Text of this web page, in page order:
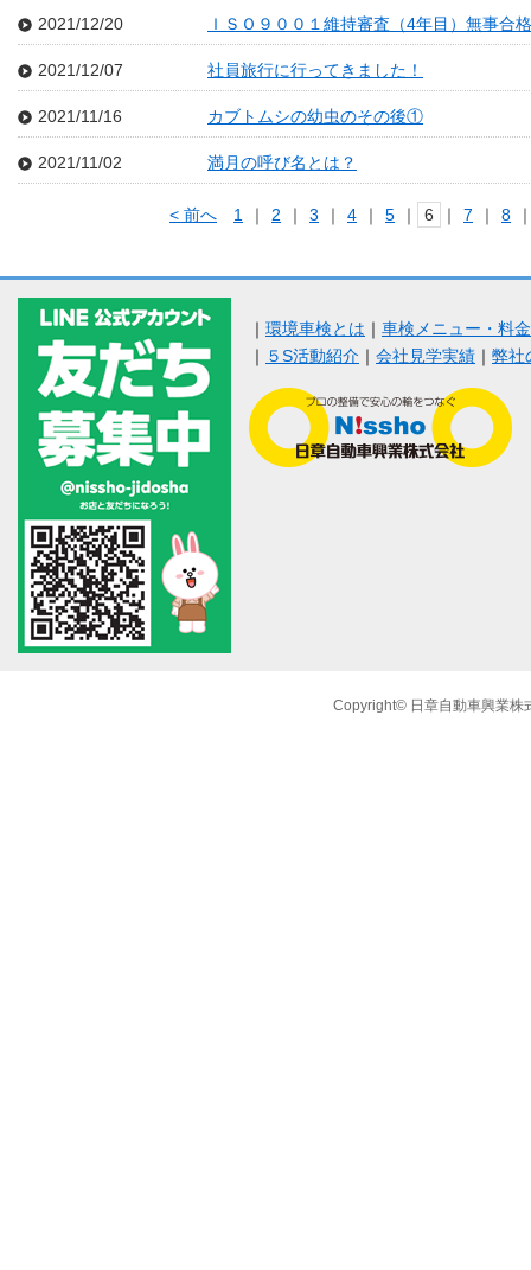
2021/12/20 ＩＳＯ９００１維持審査（4年目）無事合
2021/12/07 社員旅行に行ってきました！
2021/11/16 カブトムシの幼虫のその後①
2021/11/02 満月の呼び名とは？
< 前へ 1 ｜ 2 ｜ 3 ｜ 4 ｜ 5 ｜ 6 ｜ 7 ｜ 8
｜ 環境車検とは ｜ 車検メニュー・料
｜ ５S活動紹介 ｜ 会社見学実績 ｜ 弊社
Copyright© 日章自動車興業株